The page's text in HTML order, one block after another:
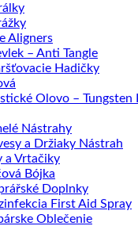
Aligners
– Anti Tangle
Hadičky
Olovo – Tungsten
Nástrahy
a Držiaky Nástrah
a Vrtačiky
Bójka
Doplnky
First Aid Spray
Oblečenie